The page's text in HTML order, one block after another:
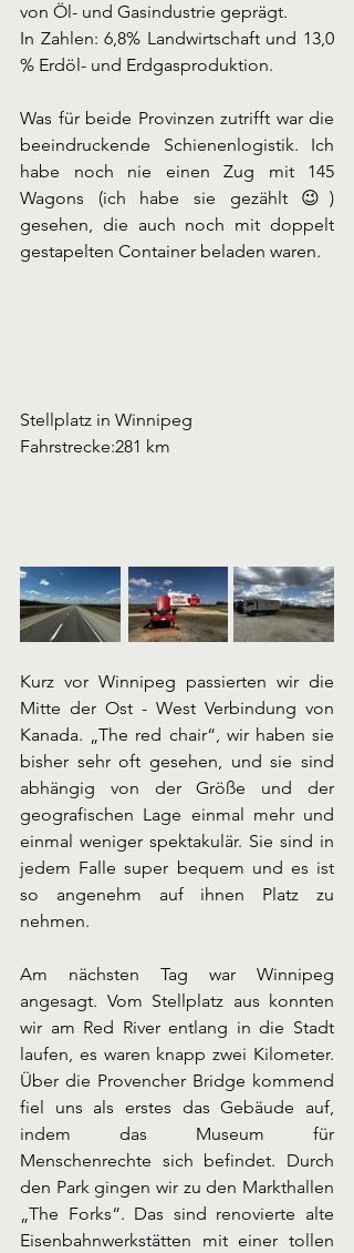
von Öl- und Gasindustrie geprägt.
In Zahlen: 6,8% Landwirtschaft und 13,0
% Erdöl- und Erdgasproduktion.
Was für beide Provinzen zutrifft war die
beeindruckende Schienenlogistik. Ich
habe noch nie einen Zug mit 145
Wagons (ich habe sie gezählt 😉)
gesehen, die auch noch mit doppelt
gestapelten Container beladen waren.
Stellplatz in Winnipeg
Fahrstrecke:281 km
Kurz vor Winnipeg passierten wir die
Mitte der Ost - West Verbindung von
Kanada. „The red chair“, wir haben sie
bisher sehr oft gesehen, und sie sind
abhängig von der Größe und der
geografischen Lage einmal mehr und
einmal weniger spektakulär. Sie sind in
jedem Falle super bequem und es ist
so angenehm auf ihnen Platz zu
nehmen.
Am nächsten Tag war Winnipeg
angesagt. Vom Stellplatz aus konnten
wir am Red River entlang in die Stadt
laufen, es waren knapp zwei Kilometer.
Über die Provencher Bridge kommend
fiel uns als erstes das Gebäude auf,
indem das Museum für
Menschenrechte sich befindet. Durch
den Park gingen wir zu den Markthallen
„The Forks“. Das sind renovierte alte
Eisenbahnwerkstätten mit einer tollen